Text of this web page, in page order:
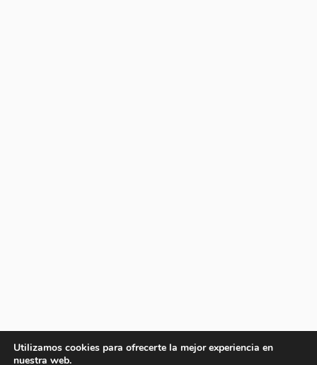
Utilizamos cookies para ofrecerte la mejor experiencia en
nuestra web.